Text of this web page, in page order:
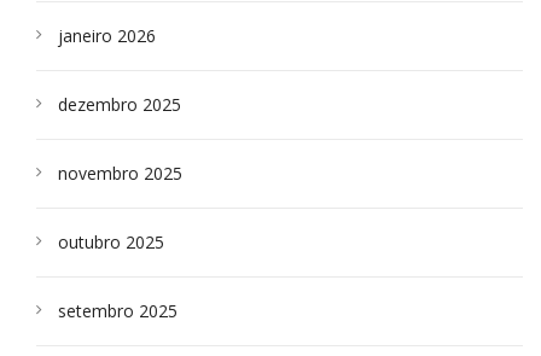
janeiro 2026
dezembro 2025
novembro 2025
outubro 2025
setembro 2025